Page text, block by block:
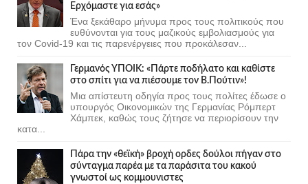
Ερχόμαστε για εσάς»
Ένα ξεκάθαρο μήνυμα προς τους πολιτικούς που
ευθύνονται για τους μαζικούς εμβολιασμούς για
τον Covid-19 και τις παρενέργειες που προκάλεσαν...
Γερμανός ΥΠΟΙΚ: «Πάρτε ποδήλατο και καθίστε
στο σπίτι για να πιέσουμε τον Β.Πούτιν»!
Μια απίστευτη οδηγία προς τους πολίτες έδωσε ο
υπουργός Οικονομικών της Γερμανίας Ρόμπερτ
Χάμπεκ, καθώς τους ζήτησε να περιορίσουν την
κατα...
Πάρα την «θεϊκή» βροχή ορδες δούλοι πήγαν στο
σύνταγμα παρέα με τα παράσιτα του κακού
γνωστοί ως κομμουνιστες